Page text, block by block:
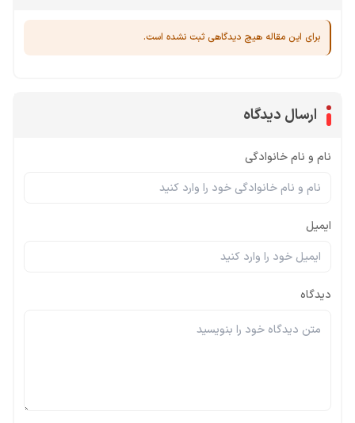
برای این مقاله هیچ دیدگاهی ثبت نشده است.
ارسال دیدگاه
نام و نام خانوادگی
ایمیل
دیدگاه